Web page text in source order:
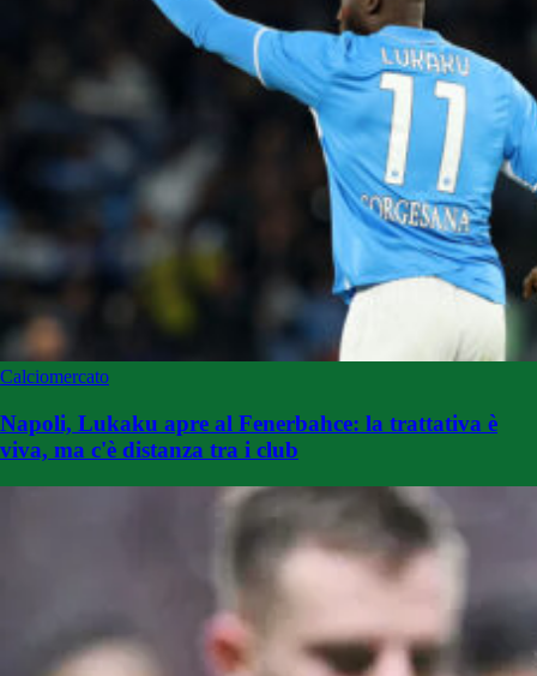
Calciomercato
Napoli, Lukaku apre al Fenerbahce: la trattativa è
viva, ma c'è distanza tra i club